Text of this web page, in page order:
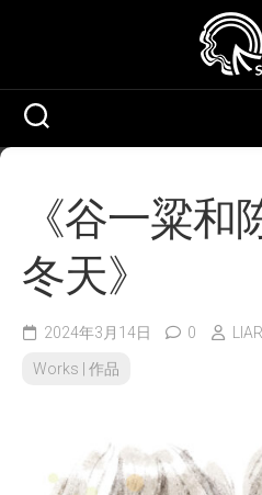
《谷一粱和
冬天》
2024年3月14日 0 LIAR
Works | 作品